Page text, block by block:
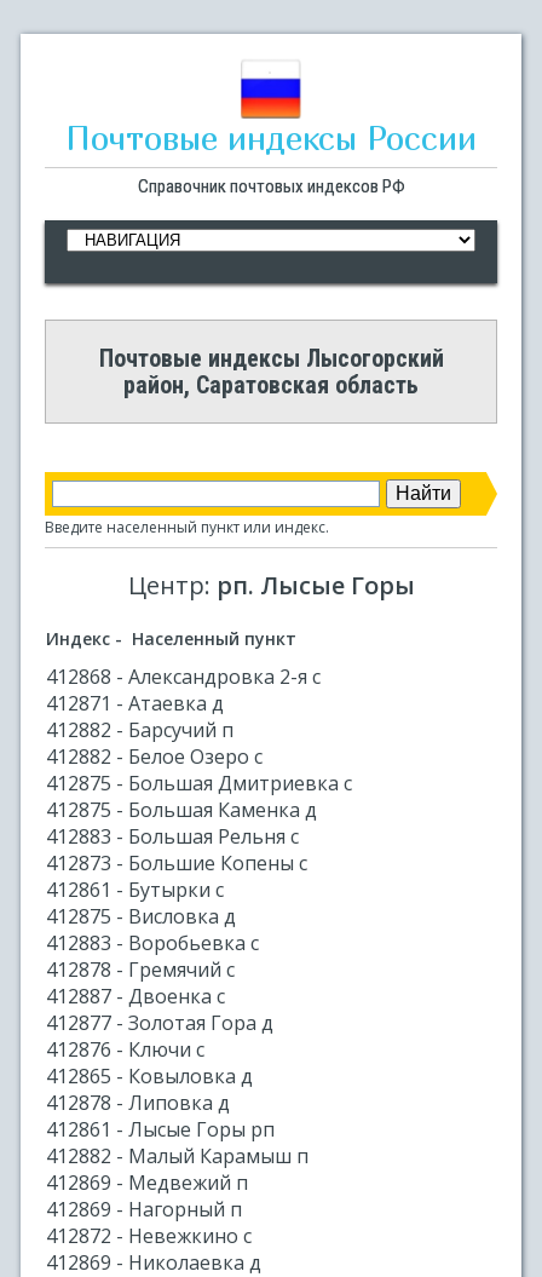
Почтовые индексы России
Справочник почтовых индексов РФ
Почтовые индексы Лысогорский
район, Саратовская область
Введите населенный пункт или индекс.
Центр: рп. Лысые Горы
Индекс - Населенный пункт
412868 - Александровка 2-я с
412871 - Атаевка д
412882 - Барсучий п
412882 - Белое Озеро с
412875 - Большая Дмитриевка с
412875 - Большая Каменка д
412883 - Большая Рельня с
412873 - Большие Копены с
412861 - Бутырки с
412875 - Висловка д
412883 - Воробьевка с
412878 - Гремячий с
412887 - Двоенка с
412877 - Золотая Гора д
412876 - Ключи с
412865 - Ковыловка д
412878 - Липовка д
412861 - Лысые Горы рп
412882 - Малый Карамыш п
412869 - Медвежий п
412869 - Нагорный п
412872 - Невежкино с
412869 - Николаевка д